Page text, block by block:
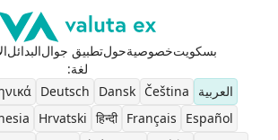
بسكويتخصوصيةحولتطبيق جوالالبدائل
لغة:
العربية
Čeština
Dansk
Deutsch
Español
Français
हिन्दी
Hrvatski